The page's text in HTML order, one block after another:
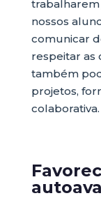
trabalharem
nossos
comunicar
respeitar as
também
projetos,
colaborativa.